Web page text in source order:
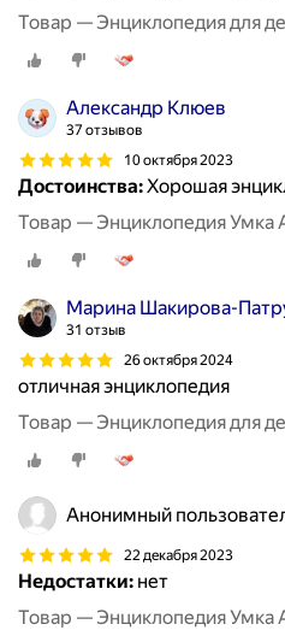
Товар — Энциклопедия для
Александр Клюев
37 отзывов
10 октября 2023
Достоинства:Хорошая
Товар — Энциклопедия Умка
Марина Шакирова-
31 отзыв
26 октября 2024
отличная энциклопедия
Товар — Энциклопедия для
Анонимный
22 декабря 2023
Недостатки: нет
Товар — Энциклопедия Умка